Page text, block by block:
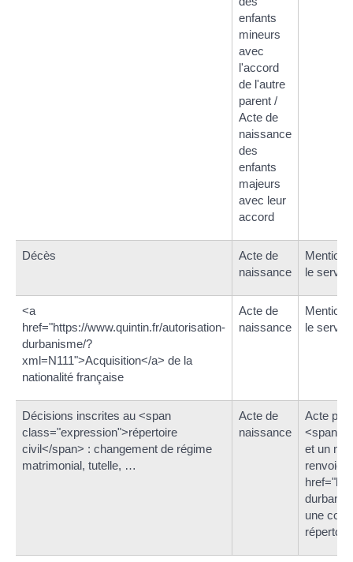
enfants
mineurs
avec
l'accord
de l'autre
parent /
Acte de
naissance
des
enfants
majeurs
avec leur
accord
Décès
Acte de
naissance
Mention
le
<a
href="https://www.quintin.fr/autorisation-
durbanisme/?
xml=N111">Acquisition</a> de la
nationalité française
Acte de
naissance
Mention
le
Décisions inscrites au <span
class="expression">répertoire
civil</span> : changement de régime
matrimonial, tutelle, …
Acte de
naissance
Acte
<span
et un
renvoie,
une